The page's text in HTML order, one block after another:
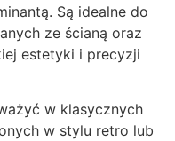
Są idealne do
ze ścianą oraz
estetyki i precyzji
w klasycznych
w stylu retro lub